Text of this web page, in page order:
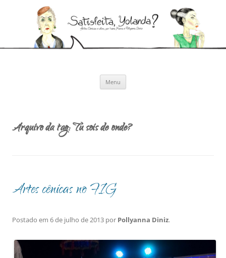
Menu
Arquivo da tag:Tu sois de onde?
Artes cênicas no FIG
Postado em 6 de julho de 2013 por Pollyanna Diniz.